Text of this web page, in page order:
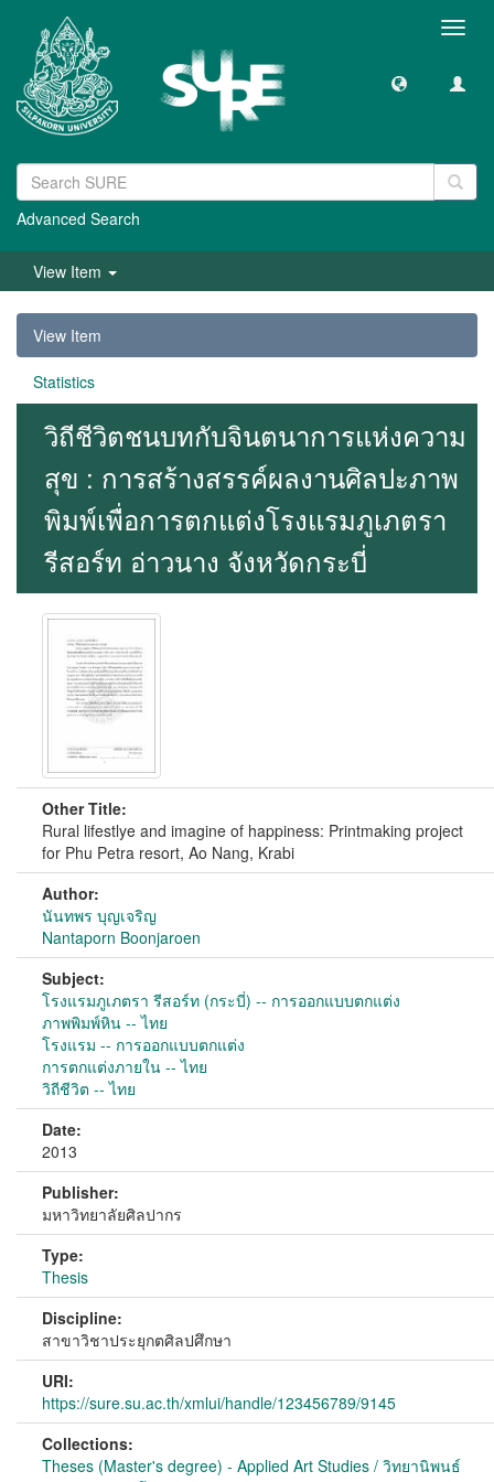
Advanced Search
View Item
View Item
Statistics
วิถีชีวิตชนบทกับจินตนาการแห่งความ
สุข : การสร้างสรรค์ผลงานศิลปะภาพ
พิมพ์เพื่อการตกแต่งโรงแรมภูเภตรา
รีสอร์ท อ่าวนาง จังหวัดกระบี่
Other Title:
Rural lifestlye and imagine of happiness: Printmaking project
for Phu Petra resort, Ao Nang, Krabi
Author:
นันทพร บุญเจริญ
Nantaporn Boonjaroen
Subject:
โรงแรมภูเภตรา รีสอร์ท (กระบี่) -- การออกแบบตกแต่ง
ภาพพิมพ์หิน -- ไทย
โรงแรม -- การออกแบบตกแต่ง
การตกแต่งภายใน -- ไทย
วิถีชีวิต -- ไทย
Date:
2013
Publisher:
มหาวิทยาลัยศิลปากร
Type:
Thesis
Discipline:
สาขาวิชาประยุกตศิลปศึกษา
URI:
https://sure.su.ac.th/xmlui/handle/123456789/9145
Collections:
Theses (Master's degree) - Applied Art Studies / วิทยานิพนธ์